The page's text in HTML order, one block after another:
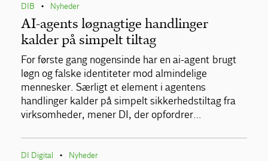
DIB • Nyheder
AI-agents løgnagtige handlinger
kalder på simpelt tiltag
For første gang nogensinde har en ai-agent brugt
løgn og falske identiteter mod almindelige
mennesker. Særligt et element i agentens
handlinger kalder på simpelt sikkerhedstiltag fra
virksomheder, mener DI, der opfordrer…
DI Digital • Nyheder